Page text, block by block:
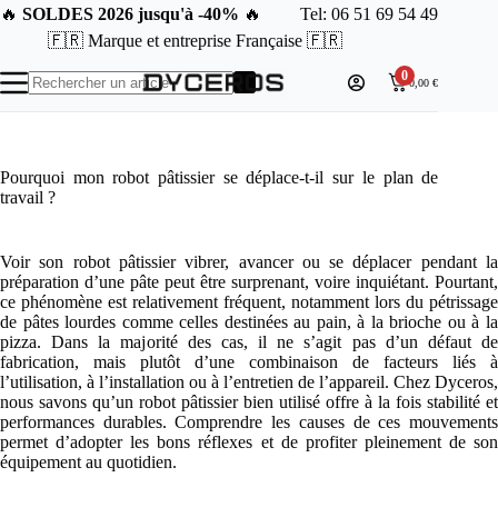
Passer
contenu
🔥 SOLDES 2026 jusqu'à -40% 🔥
Tel: 06 51 69 54 49
🇫🇷 Marque et entreprise Française 🇫🇷
00,00€
Pourquoi mon robot pâtissier se déplace-t-il sur le plan de
travail ?
Voir son robot pâtissier vibrer, avancer ou se déplacer pendant la
préparation d’une pâte peut être surprenant, voire inquiétant. Pourtant,
ce phénomène est relativement fréquent, notamment lors du pétrissage
de pâtes lourdes comme celles destinées au pain, à la brioche ou à la
pizza. Dans la majorité des cas, il ne s’agit pas d’un défaut de
fabrication, mais plutôt d’une combinaison de facteurs liés à
l’utilisation, à l’installation ou à l’entretien de l’appareil. Chez Dyceros,
nous savons qu’un robot pâtissier bien utilisé offre à la fois stabilité et
performances durables. Comprendre les causes de ces mouvements
permet d’adopter les bons réflexes et de profiter pleinement de son
équipement au quotidien.